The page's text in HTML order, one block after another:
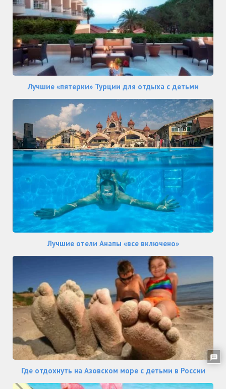
Лучшие «пятерки» Турции для отдыха с детьми
Лучшие отели Анапы «все включено»
Где отдохнуть на Азовском море с детьми в России